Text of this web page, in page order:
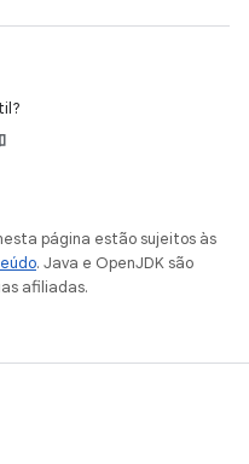
página estão sujeitos às
. Java e OpenJDK são
afiliadas.